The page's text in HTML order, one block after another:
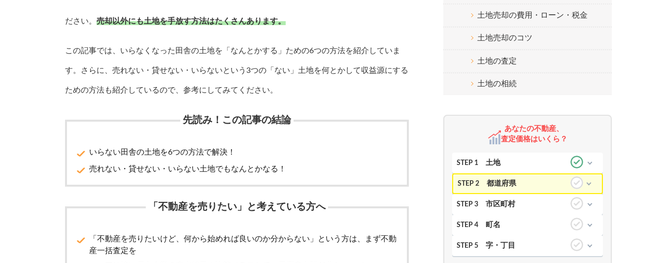
ださい。 売却以外にも土地を手放す方法はたくさんあります。
この記事では、いらなくなった田舎の土地を「なんとかする」ための6つの方法を紹介していま
す。さらに、売れない・貸せない・いらないという3つの「ない」土地を何とかして収益源にする
ための方法も紹介しているので、参考にしてみてください。
先読み！この記事の結論
いらない田舎の土地を6つの方法で解決！
売れない・貸せない・いらない土地でもなんとかなる！
「不動産を売りたい」と考えている方へ
「不動産を売りたいけど、何から始めれば良いのか分からない」という方は、まず不動
産一括査定を
土地売却の費用・ローン・税金
土地売却のコツ
土地の査定
土地の相続
あなたの不動産、
査定価格はいくら？
STEP 1 土地
STEP 2 都道府県
STEP 3 市区町村
STEP 4 町名
STEP 5 字・丁目